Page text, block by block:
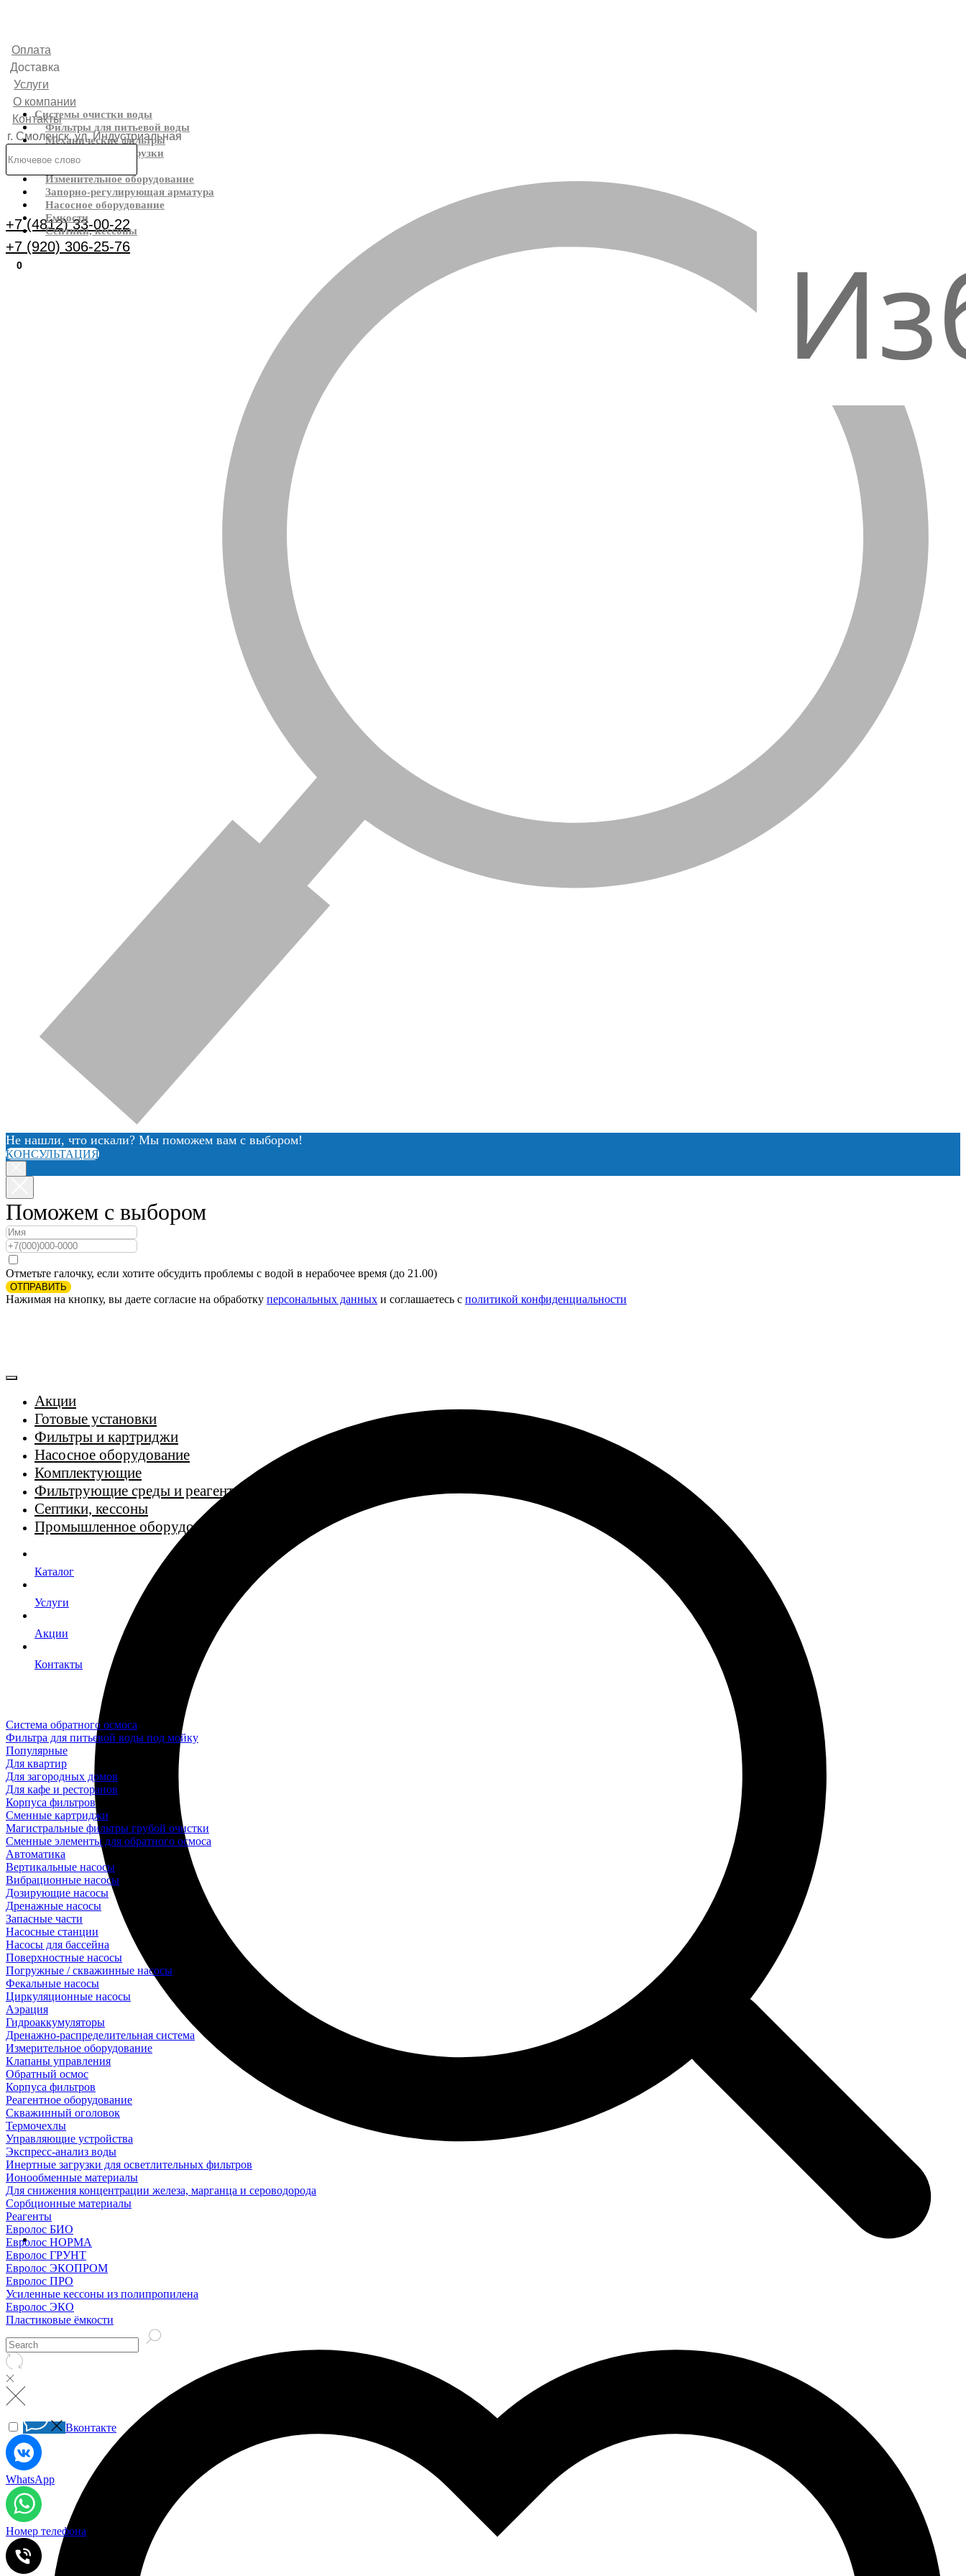
Оплата
Доставка
Услуги
О компании
Контакты
г. Смоленск, ул. Индустриальная
Каталог
+7 (4812) 33-00-22
+7 (920) 306-25-76
0
Системы очистки воды
Фильтры для питьевой воды
Механические фильтры
Фильтрующие загрузки
Реагенты
Изменительное оборудование
Запорно-регулирующая арматура
Насосное оборудование
Емкости
Септики, кессоны
Не нашли, что искали? Мы поможем вам с выбором!
КОНСУЛЬТАЦИЯ
Поможем с выбором
Отметьте галочку, если хотите обсудить проблемы с водой в нерабочее время (до 21.00)
ОТПРАВИТЬ
Нажимая на кнопку, вы даете согласие на обработку персональных данных и соглашаетесь c политикой конфиденциальности
Акции
Готовые установки
Фильтры и картриджи
Насосное оборудование
Комплектующие
Фильтрующие среды и реагенты
Септики, кессоны
Промышленное оборудование
Каталог
Услуги
Акции
Контакты
Система обратного осмоса
Фильтра для питьевой воды под мойку
Популярные
Для квартир
Для загородных домов
Для кафе и ресторанов
Корпуса фильтров
Сменные картриджи
Магистральные фильтры грубой очистки
Сменные элементы для обратного осмоса
Автоматика
Вертикальные насосы
Вибрационные насосы
Дозирующие насосы
Дренажные насосы
Запасные части
Насосные станции
Насосы для бассейна
Поверхностные насосы
Погружные / скважинные насосы
Фекальные насосы
Циркуляционные насосы
Аэрация
Гидроаккумуляторы
Дренажно-распределительная система
Измерительное оборудование
Клапаны управления
Обратный осмос
Корпуса фильтров
Реагентное оборудование
Скважинный оголовок
Термочехлы
Управляющие устройства
Экспресс-анализ воды
Инертные загрузки для осветлительных фильтров
Ионообменные материалы
Для снижения концентрации железа, марганца и сероводорода
Сорбционные материалы
Реагенты
Евролос БИО
Евролос НОРМА
Евролос ГРУНТ
Евролос ЭКОПРОМ
Евролос ПРО
Усиленные кессоны из полипропилена
Евролос ЭКО
Пластиковые ёмкости
Вконтакте
WhatsApp
Номер телефона